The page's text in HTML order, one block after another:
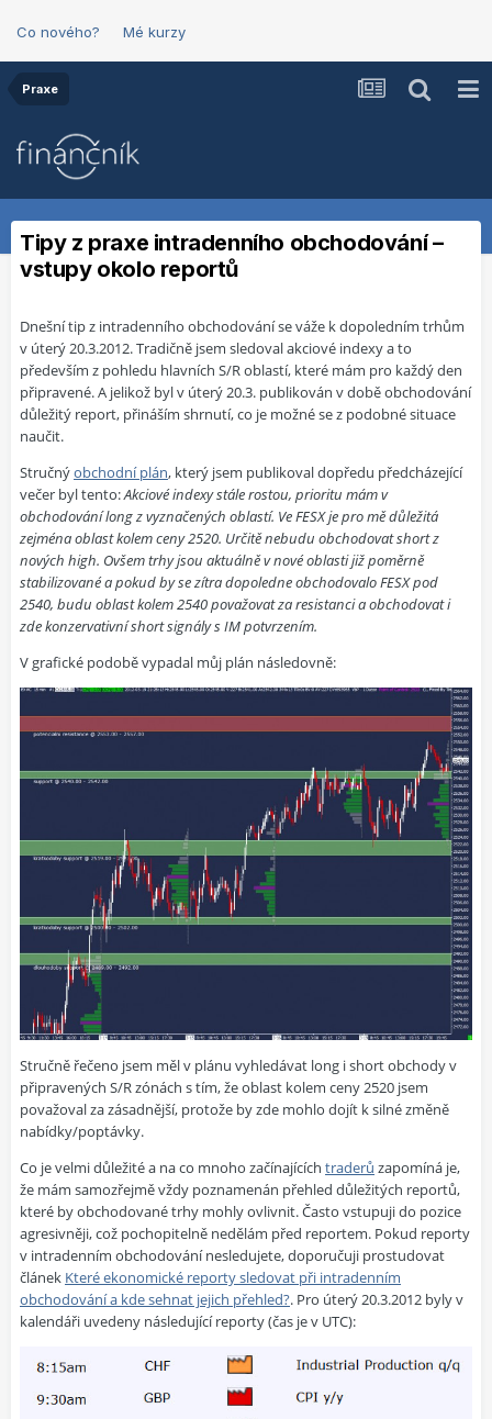
Co nového? Mé kurzy
Praxe
Tipy z praxe intradenního obchodování –
vstupy okolo reportů
Dnešní tip z intradenního obchodování se váže k dopoledním trhům
v úterý 20.3.2012. Tradičně jsem sledoval akciové indexy a to
především z pohledu hlavních S/R oblastí, které mám pro každý den
připravené. A jelikož byl v úterý 20.3. publikován v době obchodování
důležitý report, přináším shrnutí, co je možné se z podobné situace
naučit.
Stručnýobchodní plán, který jsem publikoval dopředu předcházející
večer byl tento:Akciové indexy stále rostou, prioritu mám v
obchodování long z vyznačených oblastí. Ve FESX je pro mě důležitá
zejména oblast kolem ceny 2520. Určitě nebudu obchodovat short z
nových high. Ovšem trhy jsou aktuálně v nové oblasti již poměrně
stabilizované a pokud by se zítra dopoledne obchodovalo FESX pod
2540, budu oblast kolem 2540 považovat za resistanci a obchodovat i
zde konzervativní short signály s IM potvrzením.
V grafické podobě vypadal můj plán následovně:
Stručně řečeno jsem měl v plánu vyhledávat long i short obchody v
připravených S/R zónách s tím, že oblast kolem ceny 2520 jsem
považoval za zásadnější, protože by zde mohlo dojít k silné změně
nabídky/poptávky.
Co je velmi důležité a na co mnoho začínajících traderů zapomíná je,
že mám samozřejmě vždy poznamenán přehled důležitých reportů,
které by obchodované trhy mohly ovlivnit. Často vstupuji do pozice
agresivněji, což pochopitelně nedělám před reportem. Pokud reporty
v intradenním obchodování nesledujete, doporučuji prostudovat
článek Které ekonomické reporty sledovat při intradenním
obchodování a kde sehnat jejich přehled?. Pro úterý 20.3.2012 byly v
kalendáři uvedeny následující reporty (čas je v UTC):